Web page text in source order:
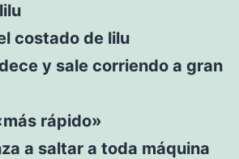
costado de lilu
y sale corriendo a gran
rápido»
a saltar a toda máquina